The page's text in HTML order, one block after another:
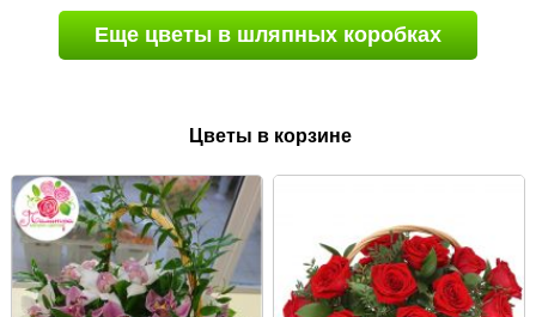
Еще цветы в шляпных коробках
Цветы в корзине